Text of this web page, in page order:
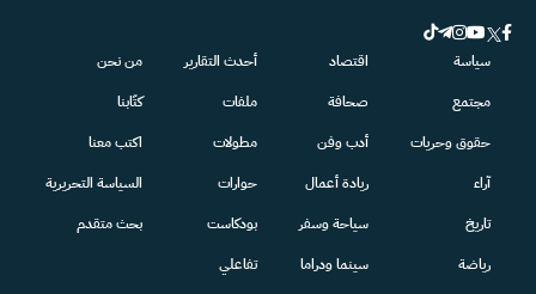
سياسة
مجتمع
حقوق وحريات
آراء
تاريخ
رياضة
اقتصاد
صحافة
أدب وفن
ريادة أعمال
سياحة وسفر
سينما ودراما
أحدث التقارير
ملفات
مطولات
حوارات
بودكاست
تفاعلي
من نحن
كتّابنا
اكتب معنا
السياسة التحريرية
بحث متقدم